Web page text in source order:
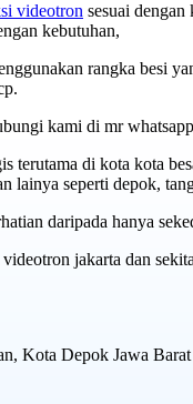
videotron sesuai
kebutuhan,
rangka besi
kami di mr
terutama di kota kota
lainya seperti depok,
daripada hanya
jakarta dan
Kota Depok Jawa Barat